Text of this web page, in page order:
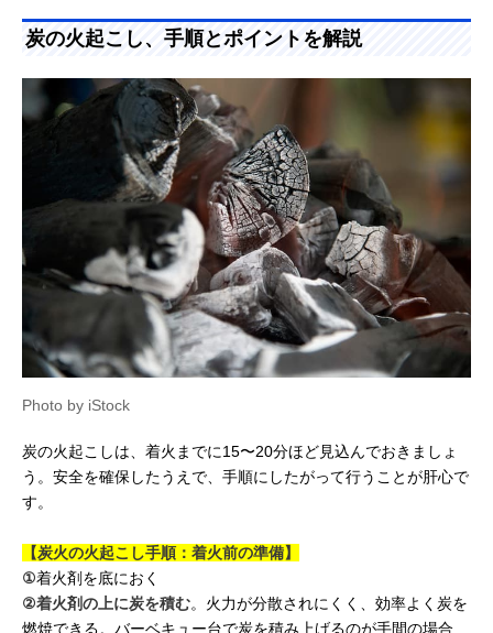
炭の火起こし、手順とポイントを解説
Photo by iStock
炭の火起こしは、着火までに15〜20分ほど見込んでおきましょ
う。安全を確保したうえで、手順にしたがって行うことが肝心で
す。
【炭火の火起こし手順：着火前の準備】
①着火剤を底におく
②着火剤の上に炭を積む。火力が分散されにくく、効率よく炭を
燃焼できる。バーベキュー台で炭を積み上げるのが手間の場合